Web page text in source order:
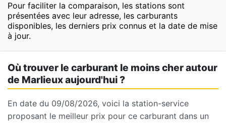
Pour faciliter la comparaison, les stations sont
présentées avec leur adresse, les carburants
disponibles, les derniers prix connus et la date de mise
à jour.
Où trouver le carburant le moins cher autour
de Marlieux aujourd'hui ?
En date du 09/08/2026, voici la station-service
proposant le meilleur prix pour ce carburant dans un